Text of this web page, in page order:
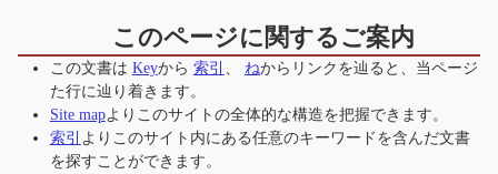
このページに関するご案内
この文書は Keyから 索引 ねからリンクを辿ると、当ページ
た行に辿り着きます。
Site mapよりこのサイトの全体的な構造を把握できます。
索引 よりこのサイト内にある任意のキーワードを含んだ文書
を探すことができます。